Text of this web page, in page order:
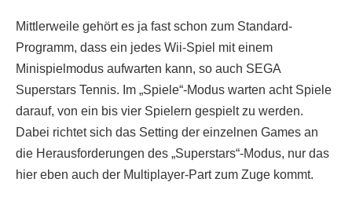
Mittlerweile gehört es ja fast schon zum Standard-
Programm, dass ein jedes Wii-Spiel mit einem
Minispielmodus aufwarten kann, so auch SEGA
Superstars Tennis. Im „Spiele“-Modus warten acht Spiele
darauf, von ein bis vier Spielern gespielt zu werden.
Dabei richtet sich das Setting der einzelnen Games an
die Herausforderungen des „Superstars“-Modus, nur das
hier eben auch der Multiplayer-Part zum Zuge kommt.